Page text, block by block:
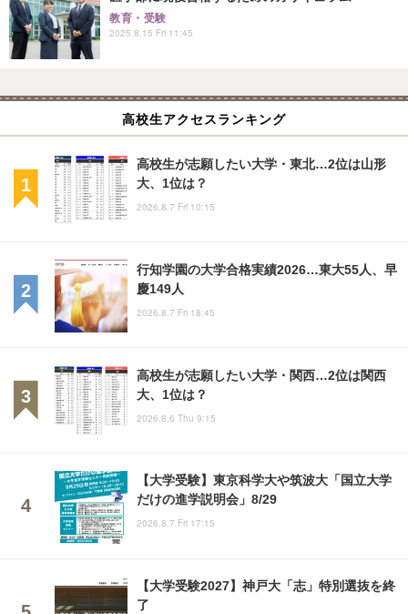
教育・受験
2025.8.15 Fri 11:45
高校生アクセスランキング
高校生が志願したい大学・東北…2位は山形
大、1位は？
2026.8.7 Fri 10:15
行知学園の大学合格実績2026…東大55人、早
慶149人
2026.8.7 Fri 18:45
高校生が志願したい大学・関西…2位は関西
大、1位は？
2026.8.6 Thu 9:15
【大学受験】東京科学大や筑波大「国立大学
だけの進学説明会」8/29
2026.8.7 Fri 17:15
【大学受験2027】神戸大「志」特別選抜を終
了